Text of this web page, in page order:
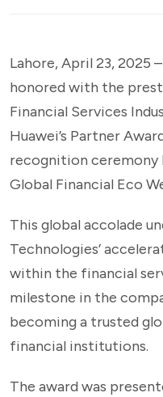
Lahore, April 23, 2025
honored with the
Financial Services
Huawei’s Partner
recognition ceremony
Global Financial Eco
This global accolade
Technologies’
within the financial
milestone in the
becoming a trusted
financial institutions.
The award was